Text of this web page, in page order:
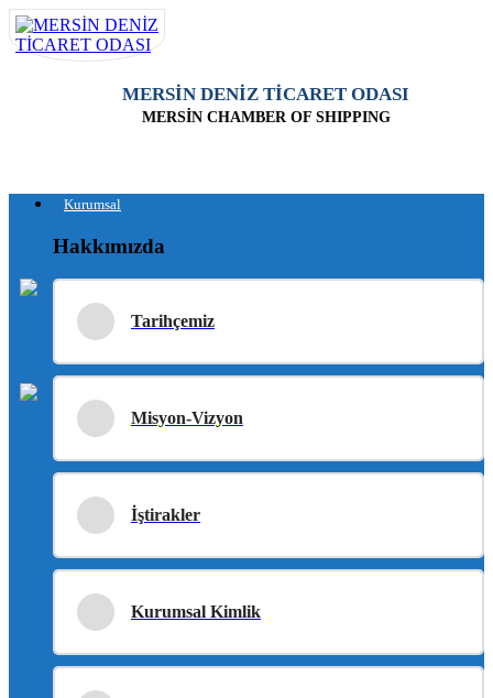
MERSİN DENİZ TİCARET ODASI
MERSİN CHAMBER OF SHIPPING
Kurumsal
Hakkımızda
Tarihçemiz
Misyon-Vizyon
İştirakler
Kurumsal Kimlik